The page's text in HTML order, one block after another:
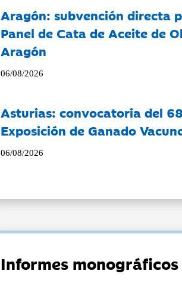
Aragón: subvención directa
Panel de Cata de Aceite de
Aragón
06/08/2026
Asturias: convocatoria del
Exposición de Ganado
06/08/2026
Informes